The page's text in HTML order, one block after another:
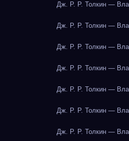
Дж. Р. Р. Толкин —
Дж. Р. Р. Толкин —
Дж. Р. Р. Толкин —
Дж. Р. Р. Толкин —
Дж. Р. Р. Толкин —
Дж. Р. Р. Толкин —
Дж. Р. Р. Толкин —